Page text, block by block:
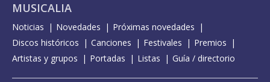
MUSICALIA
Noticias Novedades
Próximas novedades
Discos históricos
Canciones Festivales
Premios
Artistas y grupos
Portadas Listas Guía / directorio